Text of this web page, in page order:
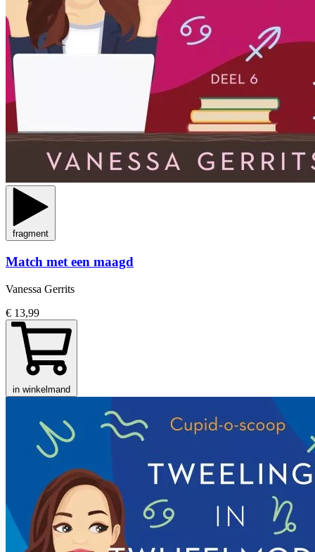
fragment
Match met een maagd
Vanessa Gerrits
€ 13,99
in winkelmand